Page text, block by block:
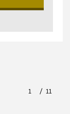
1 11